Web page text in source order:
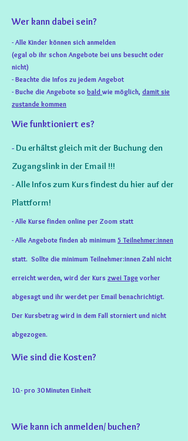
Wer kann dabei sein?
- Alle Kinder können sich anmelden
(egal ob ihr schon Angebote bei uns besucht oder
nicht)
- Beachte die Infos zu jedem Angebot
- Buche die Angebote so bald wie möglich, damit sie
zustande kommen
Wie funktioniert es?
-Du erhältst gleich mit der Buchung den
Zugangslink in der Email !!!
- Alle Infos zum Kurs findest du hier auf der
Plattform!
- Alle Kurse finden online per Zoom statt
- Alle Angebote finden ab minimum 5 Teilnehmer:innen
statt. Sollte die minimum Teilnehmer:innen Zahl nicht
erreicht werden, wird der Kurs zwei Tage vorher
abgesagt und ihr werdet per Email benachrichtigt.
Der Kursbetrag wird in dem Fall storniert und nicht
abgezogen.
Wie sind die Kosten?
10.- pro 30 Minuten Einheit
Wie kann ich anmelden/ buchen?